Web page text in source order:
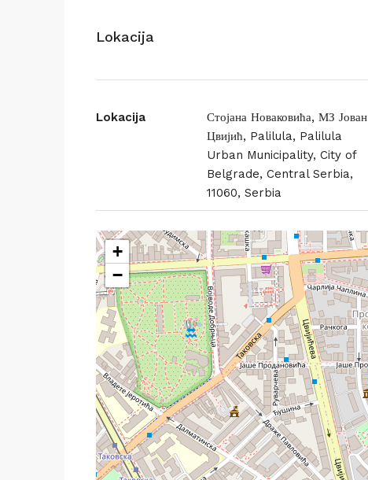
Lokacija
Lokacija
Стојана Новаковића, МЗ Јован
Цвијић, Palilula, Palilula
Urban Municipality, City of
Belgrade, Central Serbia,
11060, Serbia
+
−